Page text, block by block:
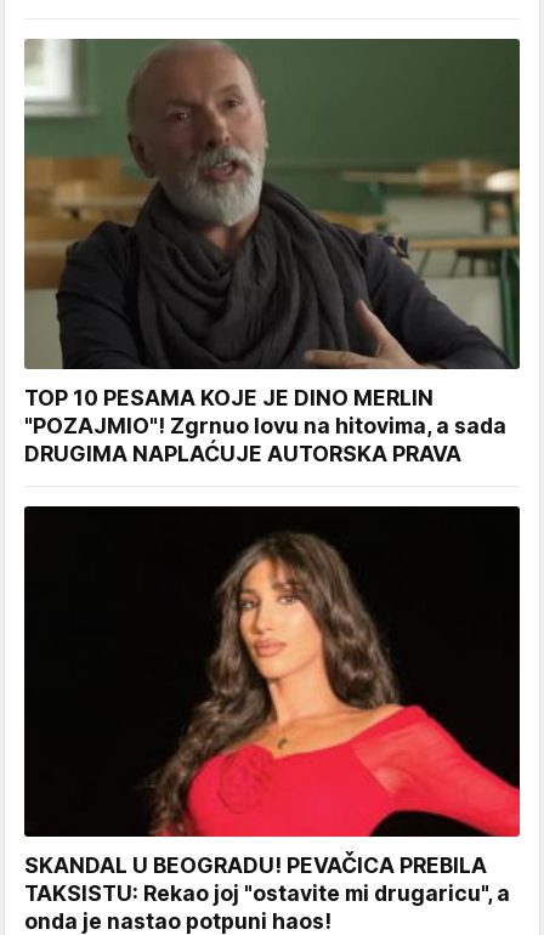
TOP 10 PESAMA KOJE JE DINO MERLIN
"POZAJMIO"! Zgrnuo lovu na hitovima, a sada
DRUGIMA NAPLAĆUJE AUTORSKA PRAVA
SKANDAL U BEOGRADU! PEVAČICA PREBILA
TAKSISTU: Rekao joj "ostavite mi drugaricu", a
onda je nastao potpuni haos!